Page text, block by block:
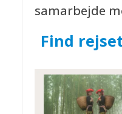
samarbejde
Find